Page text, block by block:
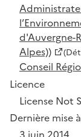
d'Auvergne-
Alpes))
Conseil
Licence
License Not
Dernière mise